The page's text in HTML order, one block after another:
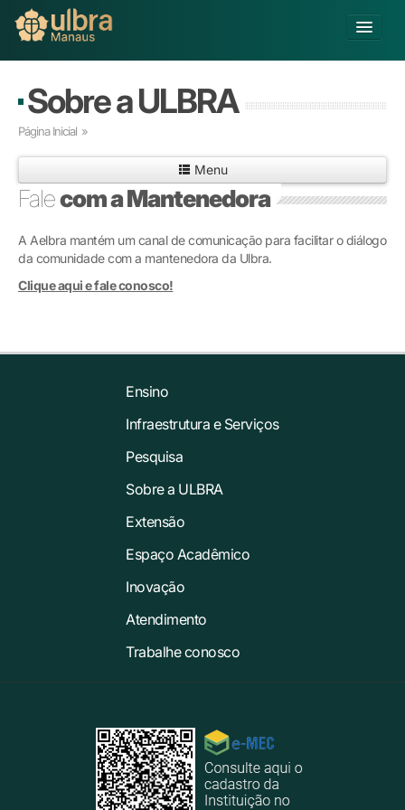
Buscar
Matricule-se
Graduação
Pós-graduação
Educação a Distância
Infraestrutura e Serviços
Sobre a ULBRA
Página Inicial »
Menu
Falecom a Mantenedora
A Aelbra mantém um canal de comunicação para facilitar o diálogo
da comunidade com a mantenedora da Ulbra.
Clique aqui e fale conosco!
Ensino
Infraestrutura e Serviços
Pesquisa
Sobre a ULBRA
Extensão
Espaço Acadêmico
Inovação
Atendimento
Trabalhe conosco